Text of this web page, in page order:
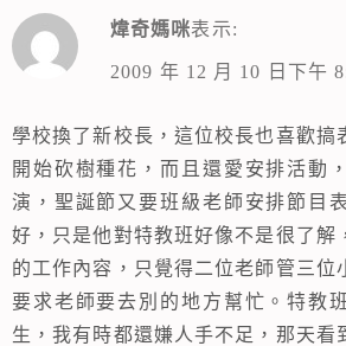
煒奇媽咪表示:
2009 年 12 月 10 日下午
學校換了新校長，這位校長也喜歡搞
開始砍樹種花，而且還愛安排活動
演，聖誕節又要班級老師安排節目
好，只是他對特教班好像不是很了解
的工作內容，只覺得二位老師管三位
要求老師要去別的地方幫忙。特教
生，我有時都還嫌人手不足，那天看